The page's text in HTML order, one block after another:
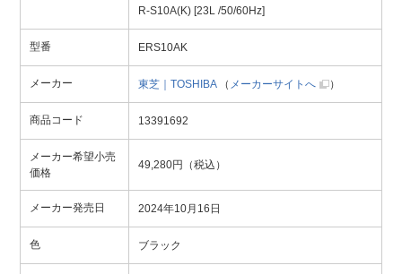
R-S10A(K) [23L /50/60Hz]
型番 ERS10AK
メーカー 東芝｜TOSHIBA（ メーカーサイトへ ）
商品コード 13391692
メーカー希望小売
価格
49,280円（税込）
メーカー発売日 2024年10月16日
色 ブラック